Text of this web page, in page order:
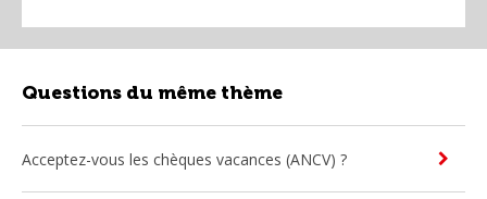
Questions du même thème
Acceptez-vous les chèques vacances (ANCV) ?